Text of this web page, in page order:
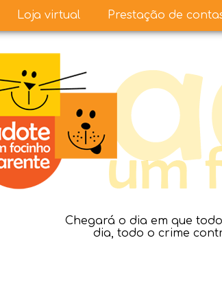
Chegará o dia em que
dia, todo o crime
Loja virtual Prestação de